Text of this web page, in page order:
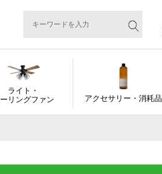
ライト・
リングファン
アクセサリー・消耗品